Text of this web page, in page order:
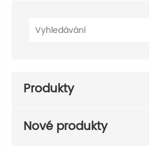
Produkty
Nové produkty